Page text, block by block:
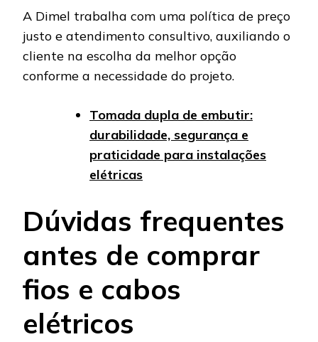
A Dimel trabalha com uma política de preço
justo e atendimento consultivo, auxiliando o
cliente na escolha da melhor opção
conforme a necessidade do projeto.
Tomada dupla de embutir:
durabilidade, segurança e
praticidade para instalações
elétricas
Dúvidas frequentes
antes de comprar
fios e cabos
elétricos